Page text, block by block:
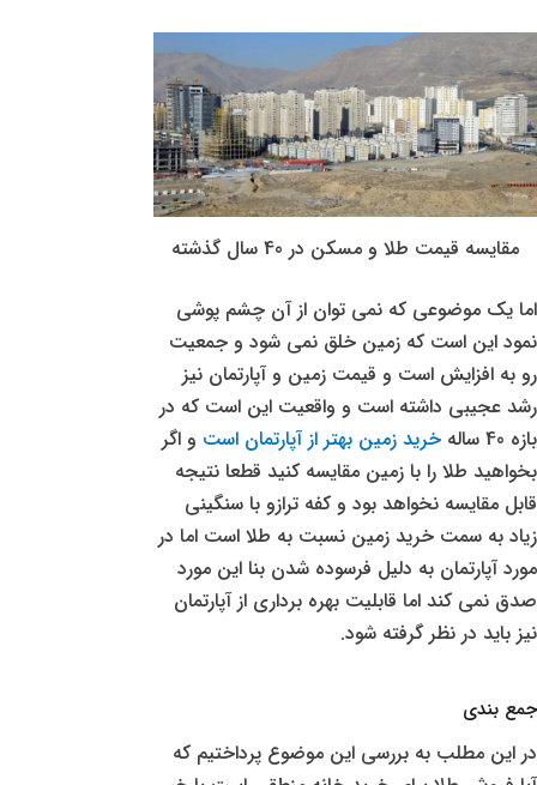
مقایسه قیمت طلا و مسکن در 40 سال گذشته
اما یک موضوعی که نمی توان از آن چشم پوشی
نمود این است که زمین خلق نمی شود و جمعیت
رو به افزایش است و قیمت زمین و آپارتمان نیز
رشد عجیبی داشته است و واقعیت این است که در
بازه 40 ساله
خرید زمین بهتر از آپارتمان است و اگر
بخواهید طلا را با زمین مقایسه کنید قطعا نتیجه
قابل مقایسه نخواهد بود و کفه ترازو با سنگینی
زیاد به سمت خرید زمین نسبت به طلا است اما در
مورد آپارتمان به دلیل فرسوده شدن بنا این مورد
صدق نمی کند اما قابلیت بهره برداری از آپارتمان
نیز باید در نظر گرفته شود.
جمع بندی
در این مطلب به بررسی این موضوع پرداختیم که